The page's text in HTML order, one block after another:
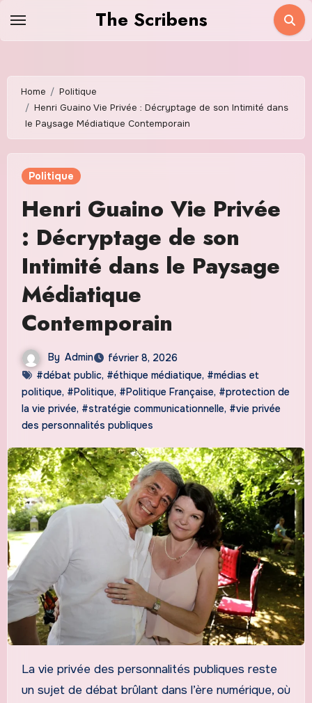
The Scribens
Home
Politique
Henri Guaino Vie Privée : Décryptage de son Intimité dans
le Paysage Médiatique Contemporain
Politique
Henri Guaino Vie Privée
: Décryptage de son
Intimité dans le Paysage
Médiatique
Contemporain
By Admin
février 8, 2026
#débat public, #éthique médiatique, #médias et
politique, #Politique, #Politique Française, #protection de
la vie privée, #stratégie communicationnelle, #vie privée
des personnalités publiques
La vie privée des personnalités publiques reste
un sujet de débat brûlant dans l’ère numérique, où